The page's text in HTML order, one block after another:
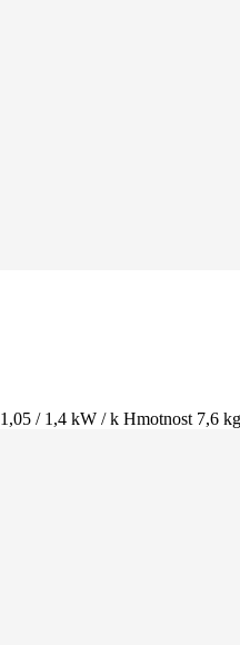
/ 1,4 kW / k Hmotnost 7,6